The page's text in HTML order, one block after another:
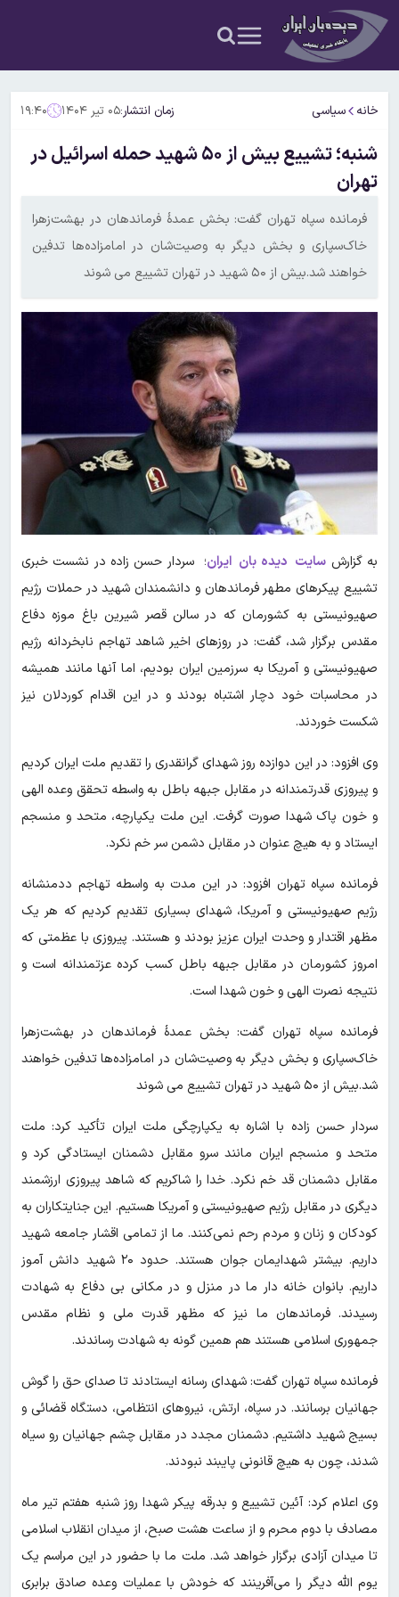
خانه سیاسی زمان انتشار:۰۵ تیر ۱۴۰۴ ۱۹:۴۰
شنبه؛ تشییع بیش از ۵۰ شهید حمله اسرائیل در
تهران
فرمانده سپاه تهران گفت: بخش عمدهٔ فرماندهان در بهشت‌زهرا
خاک‌سپاری و بخش دیگر به وصیت‌شان در امامزاده‌ها تدفین
خواهند شد.بیش از ۵۰ شهید در تهران تشییع می شوند
به گزارش سایت دیده بان ایران؛ سردار حسن زاده در نشست خبری
تشییع پیکر‌های مطهر فرماندهان و دانشمندان شهید در حملات رژیم
صهیونیستی به کشورمان که در سالن قصر شیرین باغ موزه دفاع
مقدس برگزار شد، گفت: در روز‌های اخیر شاهد تهاجم نابخردانه رژیم
صهیونیستی و آمریکا به سرزمین ایران بودیم، اما آنها مانند همیشه
در محاسبات خود دچار اشتباه بودند و در این اقدام کوردلان نیز
شکست خوردند.
وی افزود: در این دوازده روز شهدای گرانقدری را تقدیم ملت ایران کردیم
و پیروزی قدرتمندانه در مقابل جبهه باطل به واسطه تحقق وعده الهی
و خون پاک شهدا صورت گرفت. این ملت یکپارچه، متحد و منسجم
ایستاد و به هیچ عنوان در مقابل دشمن سر خم نکرد.
فرمانده سپاه تهران افزود: در این مدت به واسطه تهاجم ددمنشانه
رژیم صهیونیستی و آمریکا، شهدای بسیاری تقدیم کردیم که هر یک
مظهر اقتدار و وحدت ایران عزیز بودند و هستند. پیروزی با عظمتی که
امروز کشورمان در مقابل جبهه باطل کسب کرده عزتمندانه است و
نتیجه نصرت الهی و خون شهدا است.
فرمانده سپاه تهران گفت: بخش عمدهٔ فرماندهان در بهشت‌زهرا
خاک‌سپاری و بخش دیگر به وصیت‌شان در امامزاده‌ها تدفین خواهند
شد.بیش از ۵۰ شهید در تهران تشییع می شوند
سردار حسن زاده با اشاره به یکپارچگی ملت ایران تأکید کرد: ملت
متحد و منسجم ایران مانند سرو مقابل دشمنان ایستادگی کرد و
مقابل دشمنان قد خم نکرد. خدا را شاکریم که شاهد پیروزی ارزشمند
دیگری در مقابل رژیم صهیونیستی و آمریکا هستیم. این جنایتکاران به
کودکان و زنان و مردم رحم نمی‌کنند. ما از تمامی اقشار جامعه شهید
داریم. بیشتر شهدایمان جوان هستند. حدود ۲۰ شهید دانش آموز
داریم. بانوان خانه دار ما در منزل و در مکانی بی دفاع به شهادت
رسیدند. فرماندهان ما نیز که مظهر قدرت ملی و نظام مقدس
جمهوری اسلامی هستند هم همین گونه به شهادت رساندند.
فرمانده سپاه تهران گفت: شهدای رسانه ایستادند تا صدای حق را گوش
جهانیان برسانند. در سپاه، ارتش، نیرو‌های انتظامی، دستگاه قضائی و
بسیج شهید داشتیم. دشمنان مجدد در مقابل چشم جهانیان رو سیاه
شدند، چون به هیچ قانونی پایبند نبودند.
وی اعلام کرد: آئین تشییع و بدرقه پیکر شهدا روز شنبه هفتم تیر ماه
مصادف با دوم محرم و از ساعت هشت صبح، از میدان انقلاب اسلامی
تا میدان آزادی برگزار خواهد شد. ملت ما با حضور در این مراسم یک
یوم الله دیگر را می‌آفرینند که خودش با عملیات وعده صادق برابری